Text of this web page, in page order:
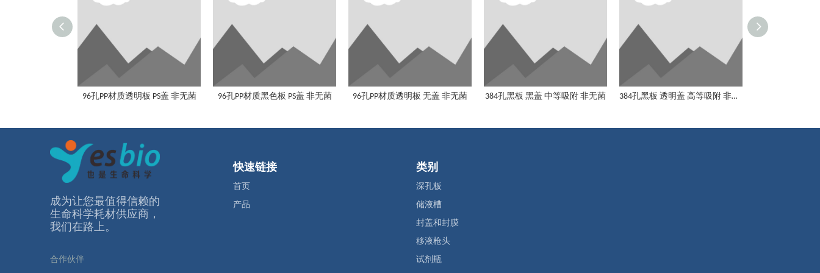
96孔PP材质透明板 PS盖 非无菌 96孔PP材质黑色板 PS盖 非无菌 96孔PP材质透明板 无盖 非无菌 384孔黑板 黑盖 中等吸附 非无菌 384孔黑板 透明盖 高等吸附 非无菌
成为让您最值得信赖的
⽣命科学耗材供应商，
我们在路上。
合作伙伴
快速链接
首页
产品
类别
深孔板
储液槽
封盖和封膜
移液枪头
试剂瓶